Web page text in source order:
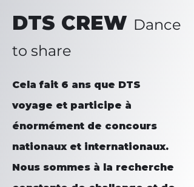
DTS CREW Dance
to share
Cela fait 6 ans que DTS
voyage et participe à
énormément de concours
nationaux et internationaux.
Nous sommes à la recherche